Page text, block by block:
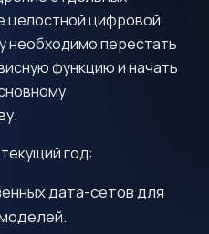
целостной цифровой
необходимо перестать
функцию и начать
год:
дата-сетов для